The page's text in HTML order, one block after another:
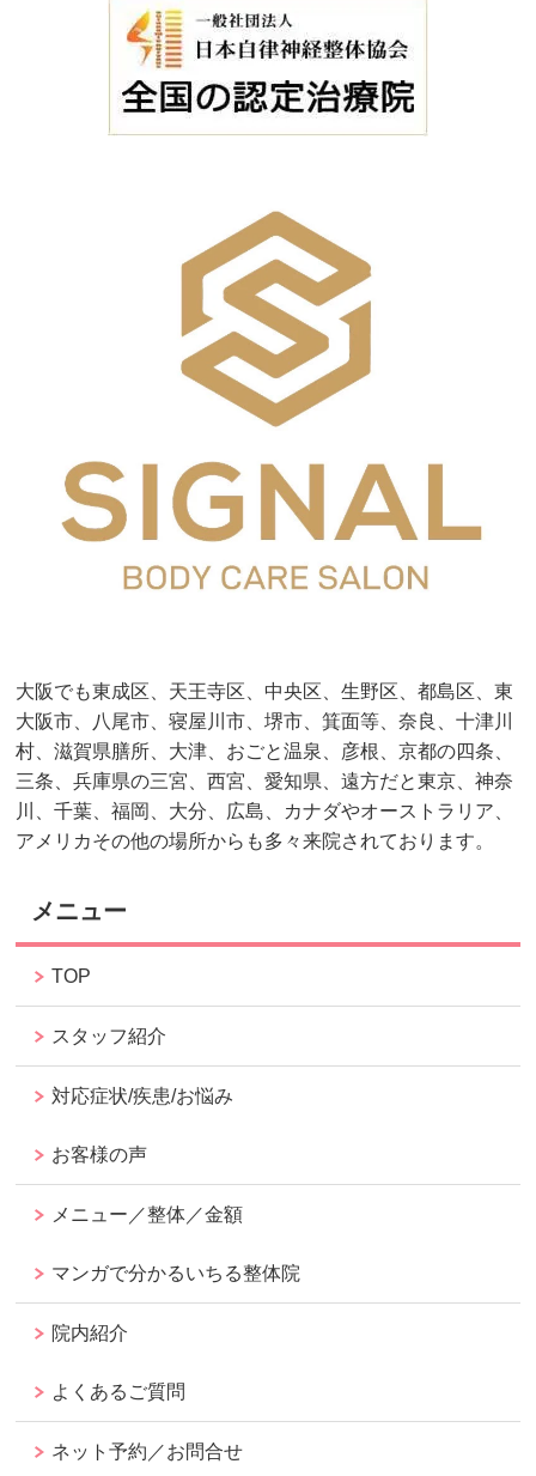
大阪でも東成区、天王寺区、中央区、生野区、都島区、東
大阪市、八尾市、寝屋川市、堺市、箕面等、奈良、十津川
村、滋賀県膳所、大津、おごと温泉、彦根、京都の四条、
三条、兵庫県の三宮、西宮、愛知県、遠方だと東京、神奈
川、千葉、福岡、大分、広島、カナダやオーストラリア、
アメリカその他の場所からも多々来院されております。
メニュー
TOP
スタッフ紹介
対応症状/疾患/お悩み
お客様の声
メニュー／整体／金額
マンガで分かるいちる整体院
院内紹介
よくあるご質問
ネット予約／お問合せ